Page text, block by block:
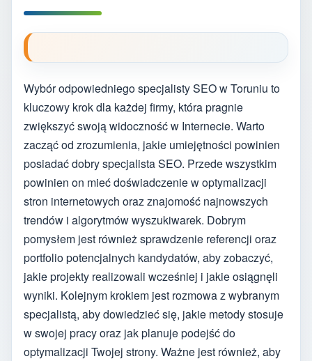
Wybór odpowiedniego specjalisty SEO w Toruniu to
kluczowy krok dla każdej firmy, która pragnie
zwiększyć swoją widoczność w Internecie. Warto
zacząć od zrozumienia, jakie umiejętności powinien
posiadać dobry specjalista SEO. Przede wszystkim
powinien on mieć doświadczenie w optymalizacji
stron internetowych oraz znajomość najnowszych
trendów i algorytmów wyszukiwarek. Dobrym
pomysłem jest również sprawdzenie referencji oraz
portfolio potencjalnych kandydatów, aby zobaczyć,
jakie projekty realizowali wcześniej i jakie osiągnęli
wyniki. Kolejnym krokiem jest rozmowa z wybranym
specjalistą, aby dowiedzieć się, jakie metody stosuje
w swojej pracy oraz jak planuje podejść do
optymalizacji Twojej strony. Ważne jest również, aby